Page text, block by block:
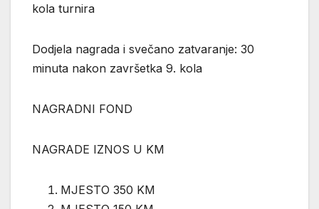
kola turnira
Dodjela nagrada i svečano zatvaranje: 30
minuta nakon završetka 9. kola
NAGRADNI FOND
NAGRADE IZNOS U KM
MJESTO 350 KM